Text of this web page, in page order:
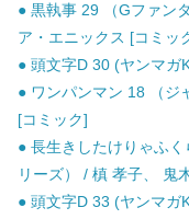
● 黒執事 29 （Gファン
ア・エニックス [コミッ
● 頭文字D 30 (ヤンマガ
● ワンパンマン 18 （ジ
[コミック]
● 長生きしたけりゃふ
リーズ） / 槙 孝子、 鬼
● 頭文字D 33 (ヤンマガ